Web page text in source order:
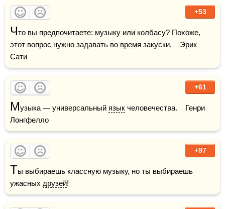
+53
Что вы предпочитаете: музыку или колбасу? Похоже,
этот вопрос нужно задавать во время закуски.    Эрик
Сати
+61
Музыка — универсальный язык человечества.    Генри
Лонгфелло
+97
Ты выбираешь классную музыку, но ты выбираешь
ужасных друзей!